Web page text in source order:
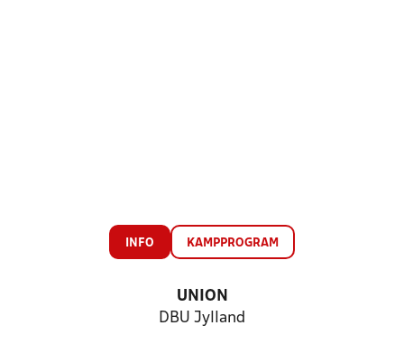
INFO KAMPPROGRAM
UNION
DBU Jylland